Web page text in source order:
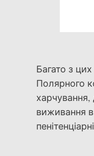
Багато з
Полярного
виживання